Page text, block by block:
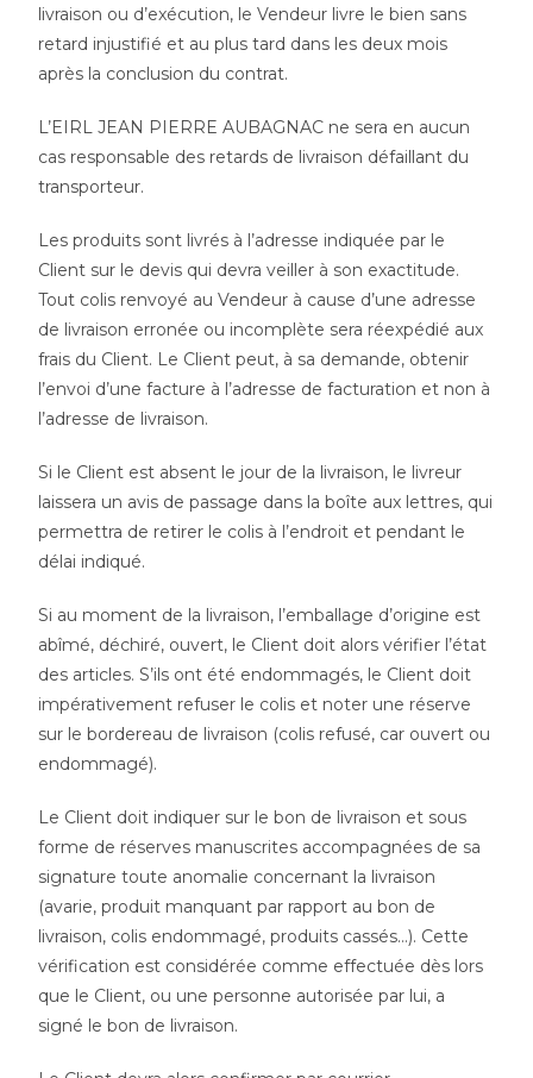
livraison ou d’exécution, le Vendeur livre le bien sans
retard injustifié et au plus tard dans les deux mois
après la conclusion du contrat.
L’EIRL JEAN PIERRE AUBAGNAC ne sera en aucun
cas responsable des retards de livraison défaillant du
transporteur.
Les produits sont livrés à l’adresse indiquée par le
Client sur le devis qui devra veiller à son exactitude.
Tout colis renvoyé au Vendeur à cause d’une adresse
de livraison erronée ou incomplète sera réexpédié aux
frais du Client. Le Client peut, à sa demande, obtenir
l’envoi d’une facture à l’adresse de facturation et non à
l’adresse de livraison.
Si le Client est absent le jour de la livraison, le livreur
laissera un avis de passage dans la boîte aux lettres, qui
permettra de retirer le colis à l’endroit et pendant le
délai indiqué.
Si au moment de la livraison, l’emballage d’origine est
abîmé, déchiré, ouvert, le Client doit alors vérifier l’état
des articles. S’ils ont été endommagés, le Client doit
impérativement refuser le colis et noter une réserve
sur le bordereau de livraison (colis refusé, car ouvert ou
endommagé).
Le Client doit indiquer sur le bon de livraison et sous
forme de réserves manuscrites accompagnées de sa
signature toute anomalie concernant la livraison
(avarie, produit manquant par rapport au bon de
livraison, colis endommagé, produits cassés…). Cette
vérification est considérée comme effectuée dès lors
que le Client, ou une personne autorisée par lui, a
signé le bon de livraison.